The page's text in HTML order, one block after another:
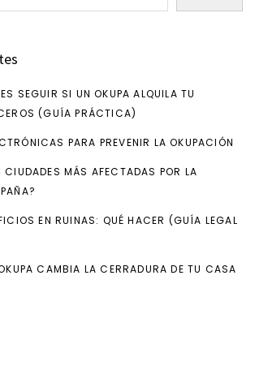
SEGUIR SI UN OKUPA ALQUILA TU
(GUÍA PRÁCTICA)
PARA PREVENIR LA OKUPACIÓN
CIUDADES MÁS AFECTADAS POR LA
EN RUINAS: QUÉ HACER (GUÍA LEGAL
CAMBIA LA CERRADURA DE TU CASA